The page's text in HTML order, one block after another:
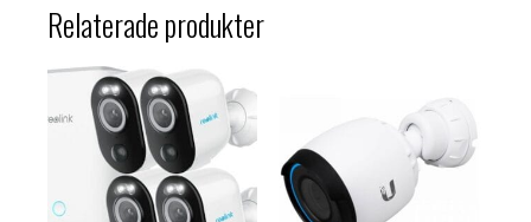
Relaterade produkter